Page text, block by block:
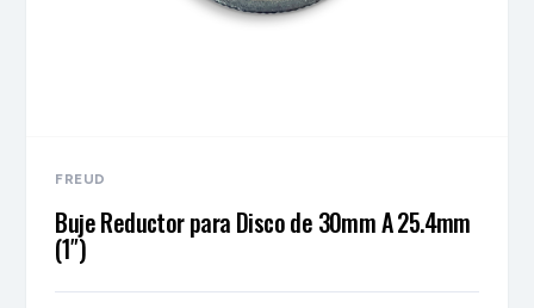
FREUD
Buje Reductor para Disco de 30mm A 25.4mm
(1″)